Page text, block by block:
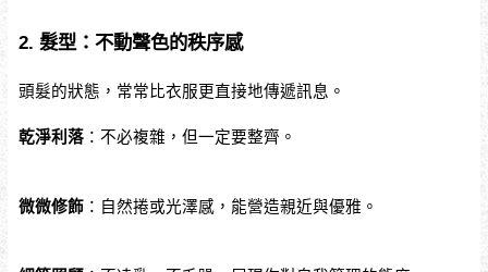
2. 髮型：不動聲色的秩序感
頭髮的狀態，常常比衣服更直接地傳遞訊息。
乾淨利落：不必複雜，但一定要整齊。
微微修飾：自然捲或光澤感，能營造親近與優雅。